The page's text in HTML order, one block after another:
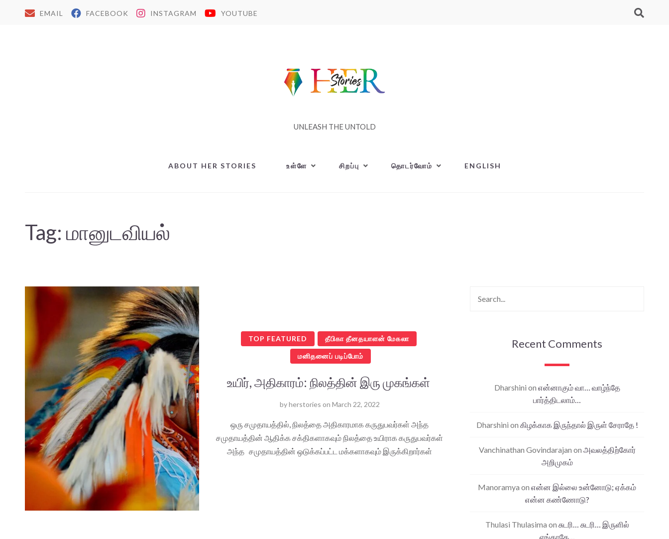
EMAIL FACEBOOK INSTAGRAM YOUTUBE
UNLEASH THE UNTOLD
ABOUT HER STORIES உள்ளே சிறப்பு தொடர்வோம் ENGLISH
Tag: மானுடவியல்
TOP FEATURED தீபிகா தீனதயாளன் மேகலா
மனிதனைப் படிப்போம்
உயிர், அதிகாரம்: நிலத்தின் இரு முகங்கள்
byherstories on March 22, 2022
ஒரு சமுதாயத்தில், நிலத்தை அதிகாரமாக கருதுபவர்கள் அந்த
சமுதாயத்தின் ஆதிக்க சக்திகளாகவும் நிலத்தை உயிராக கருதுபவர்கள்
அந்த சமுதாயத்தின் ஒடுக்கப்பட்ட மக்களாகவும் இருக்கிறார்கள்
Recent Comments
Dharshini on என்னாகும் வா… வாழ்ந்தே
பார்த்திடலாம்…
Dharshini on கிழக்காக இருந்தால் இருள் சேராதே !
Vanchinathan Govindarajan on அவலத்திற்கோர்
அறிமுகம்
Manoramya on என்ன இல்லை உன்னோடு; ஏக்கம்
என்ன கண்ணோடு?
Thulasi Thulasima on சுடரி… சுடரி… இருளில்
ஏங்காதே…